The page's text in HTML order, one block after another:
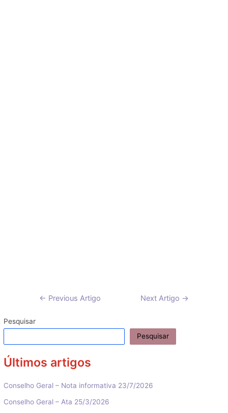
Navegação
artigos
← Previous Artigo Next Artigo →
Pesquisar
Pesquisar
Últimos artigos
Conselho Geral – Nota informativa 23/7/2026
Conselho Geral – Ata 25/3/2026